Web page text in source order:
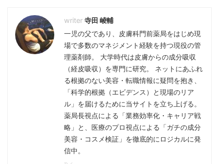
寺田 崚輔
一児の父であり、皮膚科門前薬局をはじめ現
場で多数のマネジメント経験を持つ現役の管
理薬剤師。 大学時代は皮膚からの成分吸収
（経皮吸収）を専門に研究。 ネットにあふれ
る根拠のない美容・転職情報に疑問を抱き、
「科学的根拠（エビデンス）と現場のリア
ル」を届けるために当サイトを立ち上げる。
薬局長視点による「業務効率化・キャリア戦
略」と、医療のプロ視点による「ガチの成分
美容・コスメ検証」を徹底的にロジカルに発
信中。